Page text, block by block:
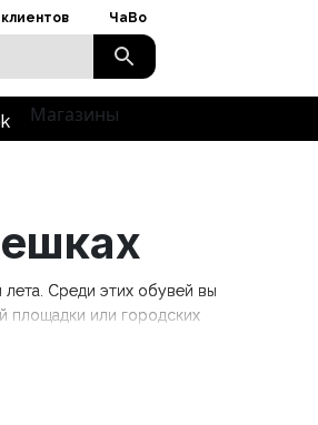
ЧаВо
Магазины
Среди этих обувей вы
площадки или городских